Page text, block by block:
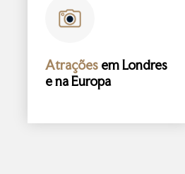
Atraçõesem Londres
e na Europa